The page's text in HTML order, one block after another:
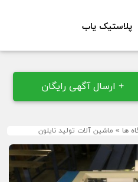
پلاستیک یاب
+ ارسال آگهی رایگان
ها » ماشین آلات تولید نایلون